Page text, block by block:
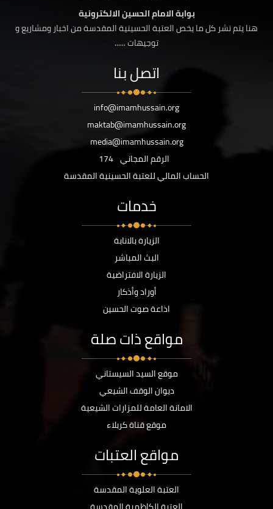
بوابة الامام الحسين الالكترونية
هنا يتم نشر كل ما يخص العتبة الحسينية المقدسة من اخبار ومشاريع و
توجيهات ......
اتصل بنا
info@imamhussain.org
maktab@imamhussain.org
media@imamhussain.org
الرقم المجاني 174
الحساب المالي للعتبة الحسينية المقدسة
خدمات
الزيارة بالانابة
البث المباشر
الزيارة الافتراضية
أوراد وأذكار
اذاعة صوت الحسين
مواقع ذات صلة
موقع السيد السيستاني
ديوان الوقف الشيعي
الامانة العامة للمزارات الشيعية
موقع قناة كربلاء
مواقع العتبات
العتبة العلوية المقدسة